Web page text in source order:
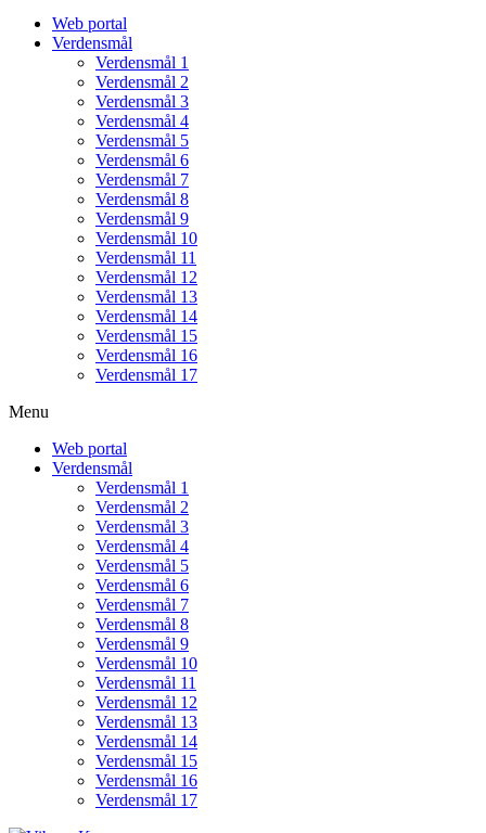
Web portal
Verdensmål
Verdensmål 1
Verdensmål 2
Verdensmål 3
Verdensmål 4
Verdensmål 5
Verdensmål 6
Verdensmål 7
Verdensmål 8
Verdensmål 9
Verdensmål 10
Verdensmål 11
Verdensmål 12
Verdensmål 13
Verdensmål 14
Verdensmål 15
Verdensmål 16
Verdensmål 17
Menu
Web portal
Verdensmål
Verdensmål 1
Verdensmål 2
Verdensmål 3
Verdensmål 4
Verdensmål 5
Verdensmål 6
Verdensmål 7
Verdensmål 8
Verdensmål 9
Verdensmål 10
Verdensmål 11
Verdensmål 12
Verdensmål 13
Verdensmål 14
Verdensmål 15
Verdensmål 16
Verdensmål 17